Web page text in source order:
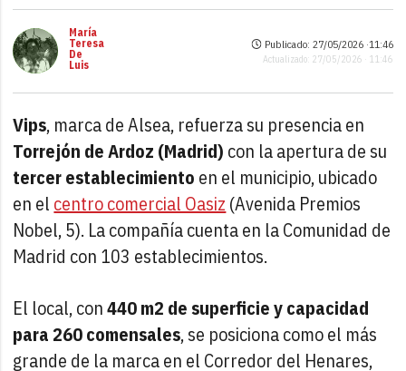
María
Teresa
De
Luis
Publicado: 27/05/2026 ·11:46
Actualizado: 27/05/2026 · 11:46
Vips, marca de Alsea, refuerza su presencia en
Torrejón de Ardoz (Madrid) con la apertura de su
tercer establecimiento en el municipio, ubicado
en el centro comercial Oasiz (Avenida Premios
Nobel, 5). La compañía cuenta en la Comunidad de
Madrid con 103 establecimientos.
El local, con440 m2 de superficie y capacidad
para 260 comensales, se posiciona como el más
grande de la marca en el Corredor del Henares,